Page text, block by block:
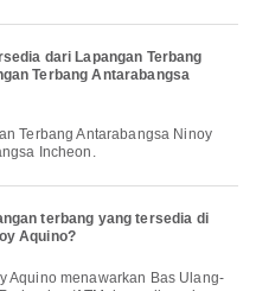
dari Lapangan Terbang
Terbang Antarabangsa
Incheon.
terbang yang tersedia di
Aquino?